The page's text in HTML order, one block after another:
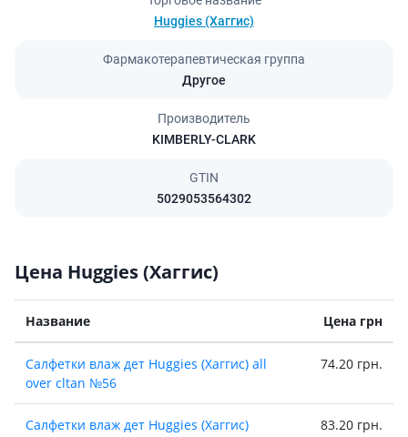
Huggies (Хаггис)
Фармакотерапевтическая группа
Другое
Производитель
KIMBERLY-CLARK
GTIN
5029053564302
Цена Huggies (Хаггис)
Название Цена грн
Салфетки влаж дет Huggies (Хаггис) all
over cltan №56
74.20 грн.
Салфетки влаж дет Huggies (Хаггис)
83.20 грн.